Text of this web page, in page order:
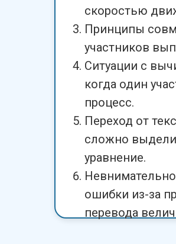
скоростью
Принципы
участников
Ситуации с
когда один
процесс.
Переход от
сложно
уравнение.
ошибки из-за
перевода